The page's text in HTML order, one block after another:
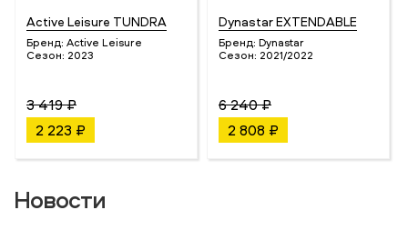
Active Leisure TUNDRA
Бренд: Active Leisure
Сезон: 2023
3 419 ₽
2 223 ₽
Dynastar EXTENDABLE
Бренд: Dynastar
Сезон: 2021/2022
6 240 ₽
2 808 ₽
Новости